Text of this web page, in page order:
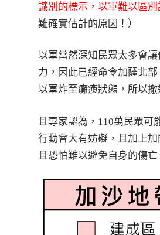
識別的標示，以軍難以區
難確實估計的原因！）
以軍當然深知民眾太多會
力，因此已經命令加薩北
以軍炸至癱瘓狀態，所以
且專家認為，110萬民眾
行動會大有妨礙，且加上
且恐怕難以避免自身的傷亡